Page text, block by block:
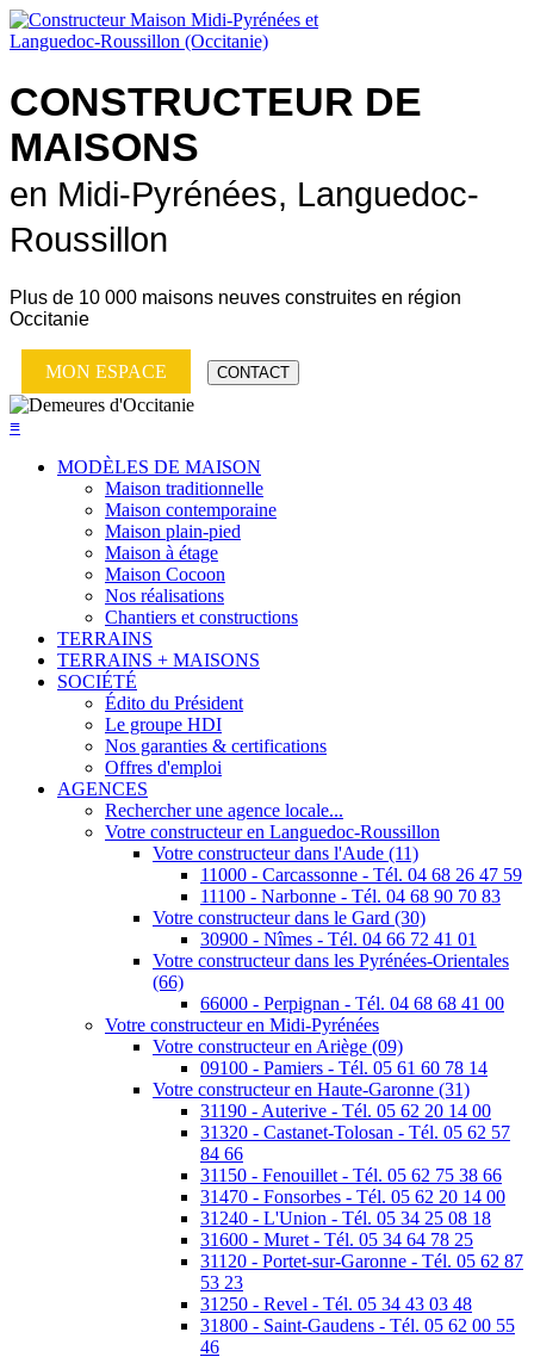
CONSTRUCTEUR DE
MAISONS
en Midi-Pyrénées, Languedoc-
Roussillon
Plus de 10 000 maisons neuves construites en région
Occitanie
MON ESPACE CONTACT
≡
MODÈLES DE MAISON
Maison traditionnelle
Maison contemporaine
Maison plain-pied
Maison à étage
Maison Cocoon
Nos réalisations
Chantiers et constructions
TERRAINS
TERRAINS + MAISONS
SOCIÉTÉ
Édito du Président
Le groupe HDI
Nos garanties & certifications
Offres d'emploi
AGENCES
Rechercher une agence locale...
Votre constructeur en Languedoc-Roussillon
Votre constructeur dans l'Aude (11)
11000 - Carcassonne - Tél. 04 68 26 47 59
11100 - Narbonne - Tél. 04 68 90 70 83
Votre constructeur dans le Gard (30)
30900 - Nîmes - Tél. 04 66 72 41 01
Votre constructeur dans les Pyrénées-Orientales
(66)
66000 - Perpignan - Tél. 04 68 68 41 00
Votre constructeur en Midi-Pyrénées
Votre constructeur en Ariège (09)
09100 - Pamiers - Tél. 05 61 60 78 14
Votre constructeur en Haute-Garonne (31)
31190 - Auterive - Tél. 05 62 20 14 00
31320 - Castanet-Tolosan - Tél. 05 62 57
84 66
31150 - Fenouillet - Tél. 05 62 75 38 66
31470 - Fonsorbes - Tél. 05 62 20 14 00
31240 - L'Union - Tél. 05 34 25 08 18
31600 - Muret - Tél. 05 34 64 78 25
31120 - Portet-sur-Garonne - Tél. 05 62 87
53 23
31250 - Revel - Tél. 05 34 43 03 48
31800 - Saint-Gaudens - Tél. 05 62 00 55
46